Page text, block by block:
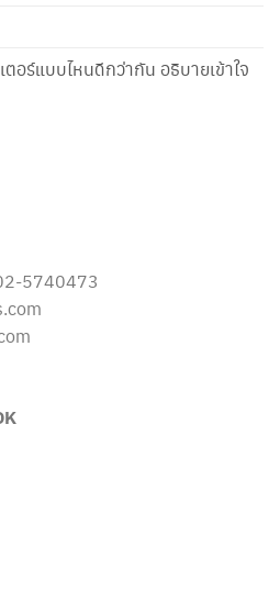
อร์แบบไหนดีกว่ากัน อธิบายเข้าใจ
5740473